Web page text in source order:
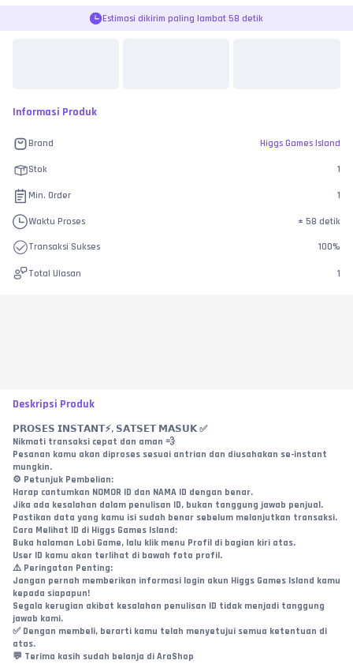
Estimasi dikirim paling lambat 58 detik
Informasi Produk
Brand Higgs Games Island
Stok 1
Min. Order 1
Waktu Proses ± 58 detik
Transaksi Sukses 100%
Total Ulasan 1
Deskripsi Produk
𝗣𝗥𝗢𝗦𝗘𝗦 𝗜𝗡𝗦𝗧𝗔𝗡𝗧⚡, 𝗦𝗔𝗧𝗦𝗘𝗧 𝗠𝗔𝗦𝗨𝗞 ✅
Nikmati transaksi cepat dan aman 💨
Pesanan kamu akan diproses sesuai antrian dan diusahakan se-instant
mungkin.
⚙️ Petunjuk Pembelian:
Harap cantumkan NOMOR ID dan NAMA ID dengan benar.
Jika ada kesalahan dalam penulisan ID, bukan tanggung jawab penjual.
Pastikan data yang kamu isi sudah benar sebelum melanjutkan transaksi.
Cara Melihat ID di Higgs Games Island:
Buka halaman Lobi Game, lalu klik menu Profil di bagian kiri atas.
User ID kamu akan terlihat di bawah foto profil.
⚠️ Peringatan Penting:
Jangan pernah memberikan informasi login akun Higgs Games Island kamu
kepada siapapun!
Segala kerugian akibat kesalahan penulisan ID tidak menjadi tanggung
jawab kami.
✅ Dengan membeli, berarti kamu telah menyetujui semua ketentuan di
atas.
💬 Terima kasih sudah belanja di AraShop